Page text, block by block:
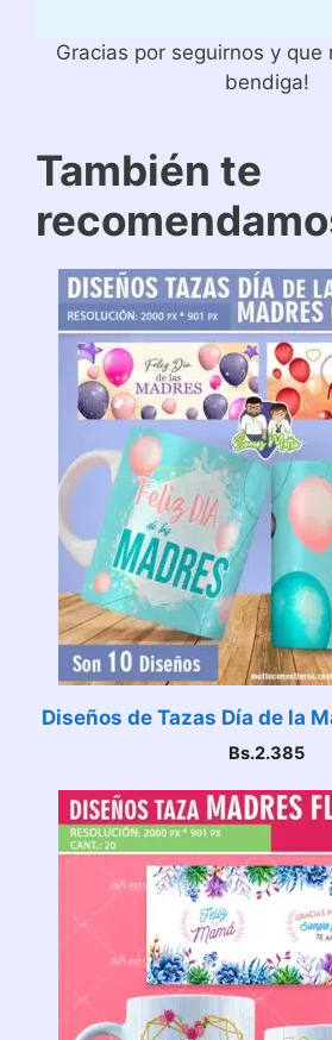
Gracias por seguirnos y que
bendiga!
También te
Diseños de Tazas Día de la
Bs.2.385